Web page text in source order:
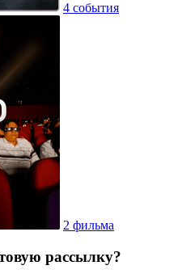
4 события
2 фильма
рассылку?